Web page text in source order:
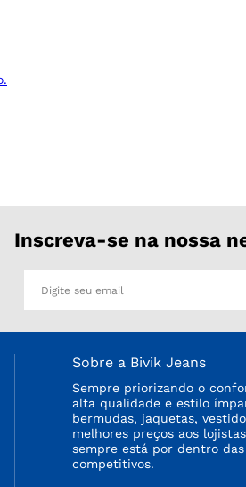
Inscreva-se na nossa
Sobre a Bivik Jeans
Sempre priorizando o
alta qualidade e estilo
bermudas, jaquetas,
melhores preços aos
sempre está por dentro
competitivos.